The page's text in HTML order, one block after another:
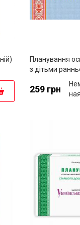
Планування
з дітьми
програмою
дошкілля"
259 грн